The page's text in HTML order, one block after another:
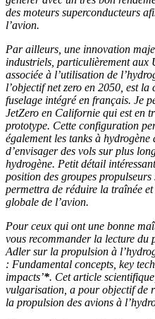
des moteurs superconducteurs
l’avion.
Par ailleurs, une innovation
industriels, particulièrement aux
associée à l’utilisation de
l’objectif net zero en 2050, est
fuselage intégré en français. Je
JetZero en Californie qui est en
prototype. Cette configuration
également les tanks à hydrogène
d’envisager des vols sur plus
hydrogène. Petit détail
position des groupes
permettra de réduire la traînée
globale de l’avion.
Pour ceux qui ont une bonne
vous recommander la lecture du
Adler sur la propulsion à
: Fundamental concepts, key
impacts’*. Cet article
vulgarisation, a pour objectif de
la propulsion des avions à